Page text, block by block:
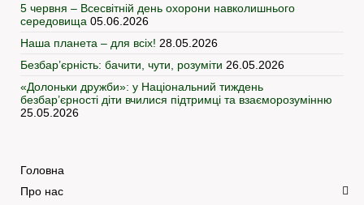
5 червня – Всесвітній день охорони навколишнього
середовища 05.06.2026
Наша планета – для всіх! 28.05.2026
Безбар’єрність: бачити, чути, розуміти 26.05.2026
«Долоньки дружби»: у Національний тиждень
безбар’єрності діти вчилися підтримці та взаєморозумінню
25.05.2026
Головна
Про нас